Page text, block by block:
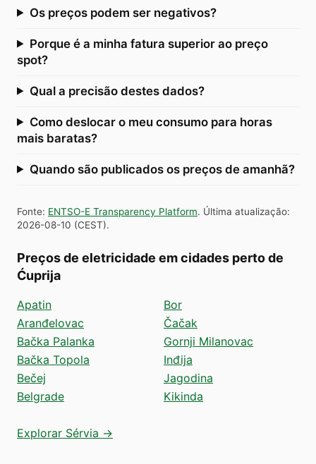
Os preços podem ser negativos?
Porque é a minha fatura superior ao preço
spot?
Qual a precisão destes dados?
Como deslocar o meu consumo para horas
mais baratas?
Quando são publicados os preços de amanhã?
Fonte: ENTSO-E Transparency Platform. Última atualização:
2026-08-10 (CEST).
Preços de eletricidade em cidades perto de
Ćuprija
Apatin
Aranđelovac
Bačka Palanka
Bačka Topola
Bečej
Belgrade
Bor
Čačak
Gornji Milanovac
Inđija
Jagodina
Kikinda
Explorar Sérvia →